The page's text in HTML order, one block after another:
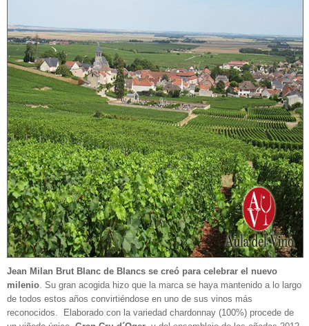
Jean Milan Brut Blanc de Blancs se creó para celebrar el nuevo
milenio . Su gran acogida hizo que la marca se haya mantenido a lo largo
de todos estos años convirtiéndose en uno de sus vinos más
reconocidos. Elaborado con la variedad chardonnay (100%) procede de